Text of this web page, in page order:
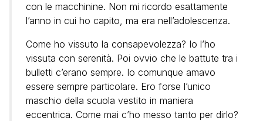
con le macchinine. Non mi ricordo esattamente
l’anno in cui ho capito, ma era nell’adolescenza.
Come ho vissuto la consapevolezza? Io l’ho
vissuta con serenità. Poi ovvio che le battute tra i
bulletti c’erano sempre. Io comunque amavo
essere sempre particolare. Ero forse l’unico
maschio della scuola vestito in maniera
eccentrica. Come mai c’ho messo tanto per dirlo?